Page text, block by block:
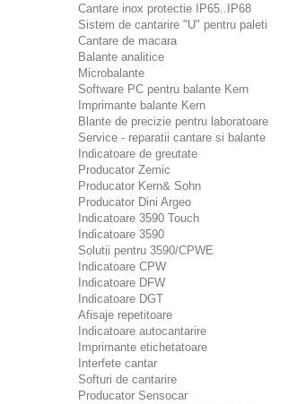
Cantare inox protectie IP65..IP68
Sistem de cantarire "U" pentru paleti
Cantare de macara
Balante analitice
Microbalante
Software PC pentru balante Kern
Imprimante balante Kern
Blante de precizie pentru laboratoare
Service - reparatii cantare si balante
Indicatoare de greutate
Producator Zemic
Producator Kern& Sohn
Producator Dini Argeo
Indicatoare 3590 Touch
Indicatoare 3590
Solutii pentru 3590/CPWE
Indicatoare CPW
Indicatoare DFW
Indicatoare DGT
Afisaje repetitoare
Indicatoare autocantarire
Imprimante etichetatoare
Interfete cantar
Softuri de cantarire
Producator Sensocar